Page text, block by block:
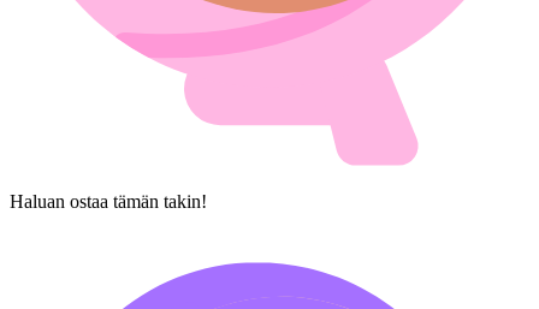
Haluan ostaa tämän takin!